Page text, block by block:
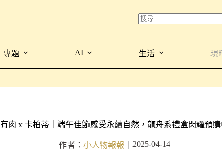
專題 AI 生活 現
有肉 x 卡柏蒂｜端午佳節感受永續自然，龍舟系禮盒閃耀預購
作者： 小人物報報 2025-04-14